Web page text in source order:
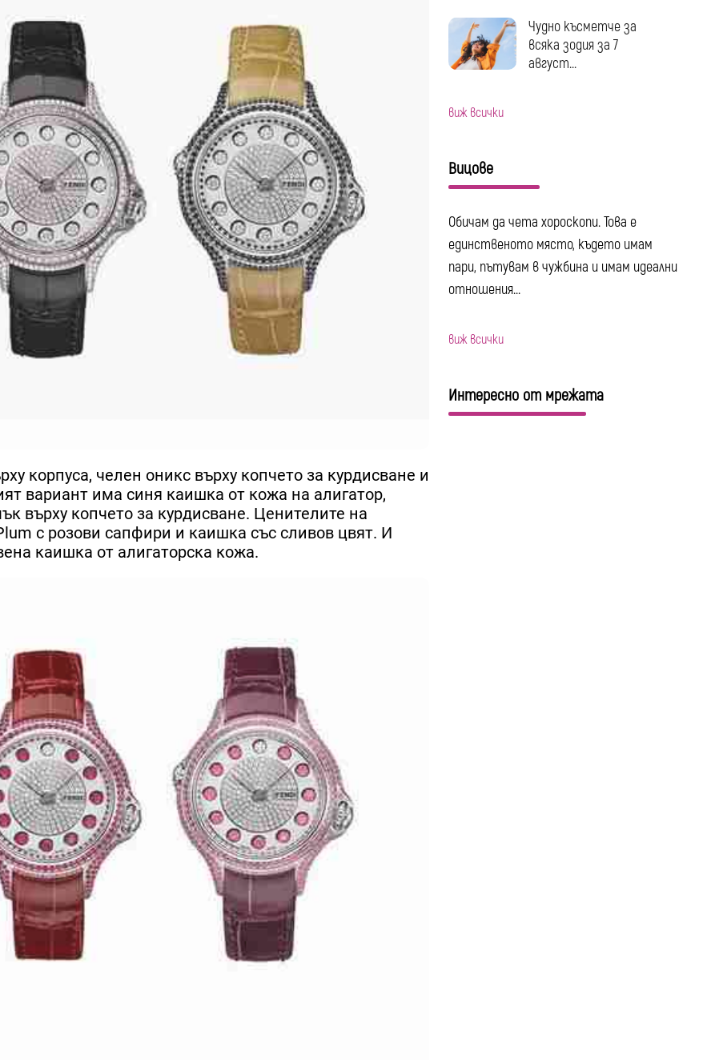
корпуса, челен оникс върху копчето за курдисване и
вариант има синя каишка от кожа на алигатор,
върху копчето за курдисване. Ценителите на
с розови сапфири и каишка със сливов цвят. И
каишка от алигаторска кожа.
Чудно късметче за
всяка зодия за 7
август...
виж всички
Вицове
Обичам да чета хороскопи. Това е
единственото място, където имам
пари, пътувам в чужбина и имам идеални
отношения...
виж всички
Интересно от мрежата